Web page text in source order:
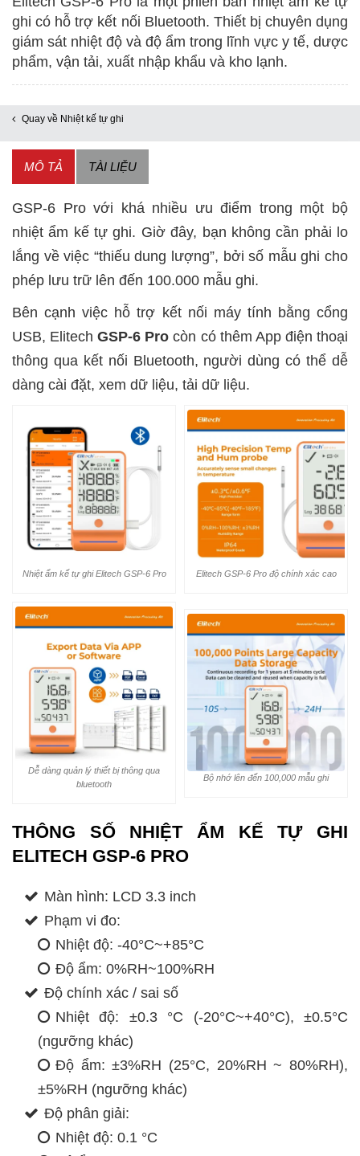
tự
ghi
Elitech
6
Pro
số
ghi có hỗ trợ kết nối Bluetooth. Thiết bị chuyên dụng
giám sát nhiệt độ và độ ẩm trong lĩnh vực y tế, dược
phẩm, vận tải, xuất nhập khẩu và kho lạnh.
Quay về Nhiệt kế tự ghi
MÔ TẢ TÀI LIỆU
GSP-6 Pro với khá nhiều ưu điểm trong một bộ
nhiệt ẩm kế tự ghi. Giờ đây, bạn không cần phải lo
lắng về việc “thiếu dung lượng”, bởi số mẫu ghi cho
phép lưu trữ lên đến 100.000 mẫu ghi.
Bên cạnh việc hỗ trợ kết nối máy tính bằng cổng
USB, ElitechGSP-6 Pro còn có thêm App điện thoại
thông qua kết nối Bluetooth, người dùng có thể dễ
dàng cài đặt, xem dữ liệu, tải dữ liệu.
Nhiệt ẩm kế tự ghi Elitech GSP-6 Pro Elitech GSP-6 Pro độ chính xác cao
Dễ dàng quản lý thiết bị thông qua
bluetooth
Bộ nhớ lên đến 100,000 mẫu ghi
THÔNG SỐ NHIỆT ẨM KẾ TỰ GHI
ELITECH GSP-6 PRO
Màn hình: LCD 3.3 inch
Phạm vi đo:
Nhiệt độ: -40°C~+85°C
Độ ẩm: 0%RH~100%RH
Độ chính xác / sai số
Nhiệt độ: ±0.3 °C (-20°C~+40°C), ±0.5°C
(ngưỡng khác)
Độ ẩm: ±3%RH (25°C, 20%RH ~ 80%RH),
±5%RH (ngưỡng khác)
Độ phân giải:
Nhiệt độ: 0.1 °C